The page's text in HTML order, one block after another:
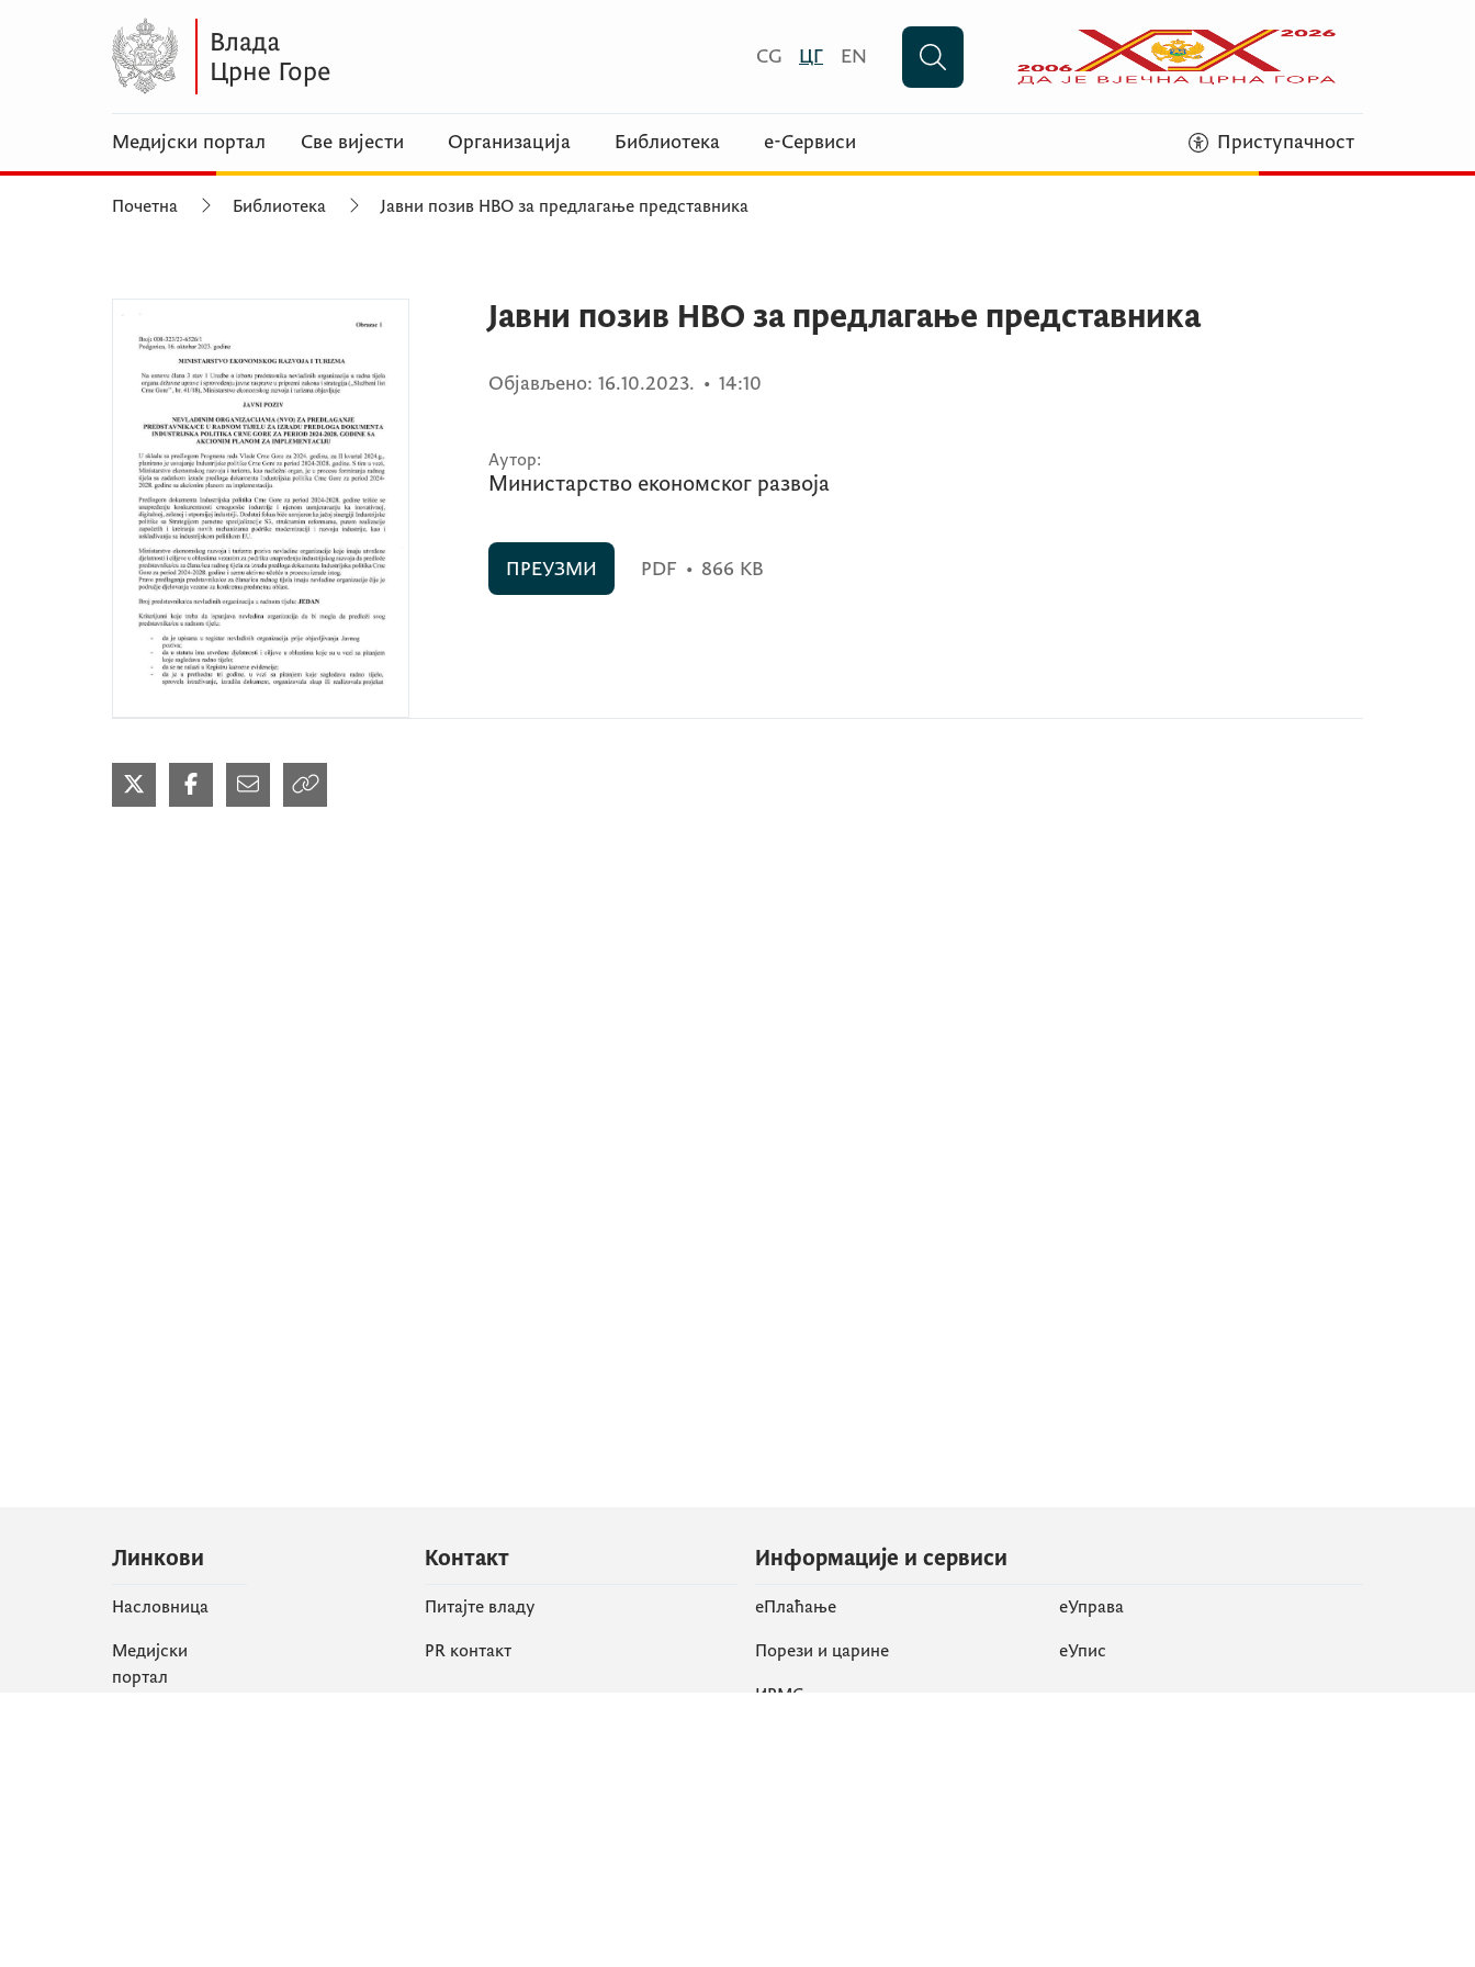
CG ЦГ EN
Медијски портал Све вијести Организација Библиотека е-Сервиси Приступачност
Почетна Библиотека Јавни позив НВО за предлагање представника
Јавни позив НВО за предлагање представника
Објављено: 16.10.2023. • 14:10
Аутор:
Министарство економског развоја
ПРЕУЗМИ PDF • 866 KB
Линкови
Насловница
Медијски
портал
Контакт
Питајте владу
PR контакт
Информације и сервиси
eПлаћање
еУправа
Порези и царине
eУпис
ИРМС